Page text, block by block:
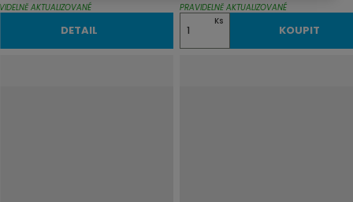
DETAIL
AKTUALIZOVANÉ
Z
m
Ks
KOUPIT
PRAVIDELNĚ AKTUALIZOVANÉ